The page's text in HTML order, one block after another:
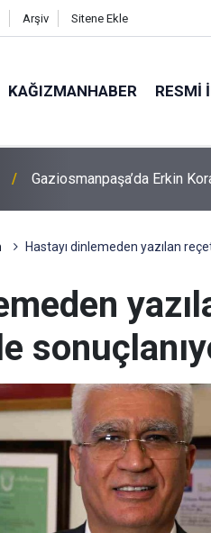
Arşiv Sitene Ekle
KAĞIZMANHABER RESMI
Polatlı-Haymana-Konya
Hastayı dinlemeden yazılan